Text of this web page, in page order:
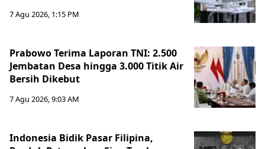
7 Agu 2026, 1:15 PM
Prabowo Terima Laporan TNI: 2.500
Jembatan Desa hingga 3.000 Titik Air
Bersih Dikebut
7 Agu 2026, 9:03 AM
Indonesia Bidik Pasar Filipina,